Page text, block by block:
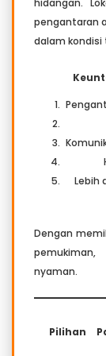
pengantaran
dalam kondisi
Lebih
Dengan
nyaman.
Pilihan